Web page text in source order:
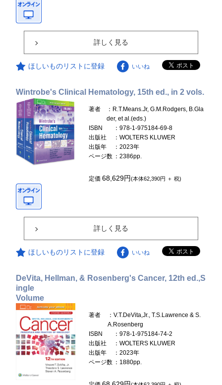
詳しく見る
ほしいものリストに登録 いいね
Wintrobe's Clinical Hematology, 15th ed., in 2 vols.
著者
：R.T.Means.Jr, G.M.Rodgers, B.Gla
der, et al.(eds.)
ISBN
：978-1-975184-69-8
出版社
：WOLTERS KLUWER
出版年
：2023年
ページ数 ：2386pp.
定価68,629円(本体62,390円 ＋ 税)
詳しく見る
ほしいものリストに登録 いいね
DeVita, Hellman, & Rosenberg's Cancer, 12th ed.,S
ingle
Volume
著者
：V.T.DeVita,Jr., T.S.Lawrence & S.
A.Rosenberg
ISBN
：978-1-975184-74-2
出版社
：WOLTERS KLUWER
出版年
：2023年
ページ数 ：1880pp.